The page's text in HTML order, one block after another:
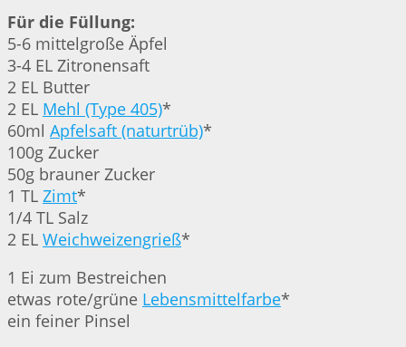
Für die Füllung:
5-6 mittelgroße Äpfel
3-4 EL Zitronensaft
2 EL Butter
2 EL Mehl (Type 405)*
60ml Apfelsaft (naturtrüb)*
100g Zucker
50g brauner Zucker
1 TL Zimt*
1/4 TL Salz
2 EL Weichweizengrieß*
1 Ei zum Bestreichen
etwas rote/grüne Lebensmittelfarbe*
ein feiner Pinsel